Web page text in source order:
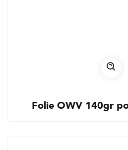
Folie OWV 140gr